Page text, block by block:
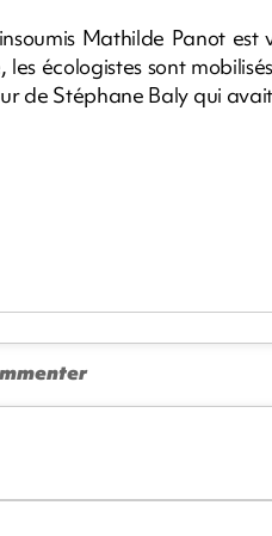
Mathilde Panot
les écologistes sont
de Stéphane Baly qui